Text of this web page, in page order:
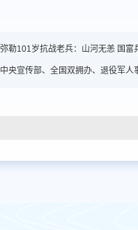
弥勒101岁抗战老兵：山河无恙 国富
中央宣传部、全国双拥办、退役军人